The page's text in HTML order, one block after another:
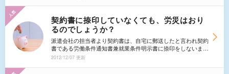
通常であれば、派遣先企業が派遣スタッフの勤務先にまで口
出しはできないと思います。 ですが私が就業している派遣先
は派遣会社の親会社なので、何とかならないかと思ってしまい
ます。 派遣会社に紹介された通りに、他の派遣先で働くしか
ないのでしょうか？
契約書に捺印していなくても、労災はおり
るのでしょうか？
派遣会社の担当者より契約書は、自宅に郵送したと言われ契約
書である労働条件通知書兼就業条件明示書に捺印をしないま
ま、初日の研修を受け勤務しました。初日の研修時に派遣会社
2012/12/07 更新